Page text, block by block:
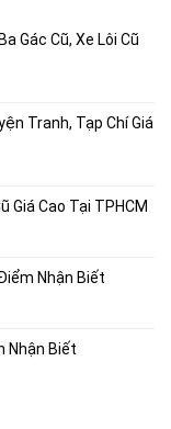
Gác Cũ, Xe Lôi Cũ
Tranh, Tạp Chí Giá
Giá Cao Tại TPHCM
Nhận Biết
Nhận Biết